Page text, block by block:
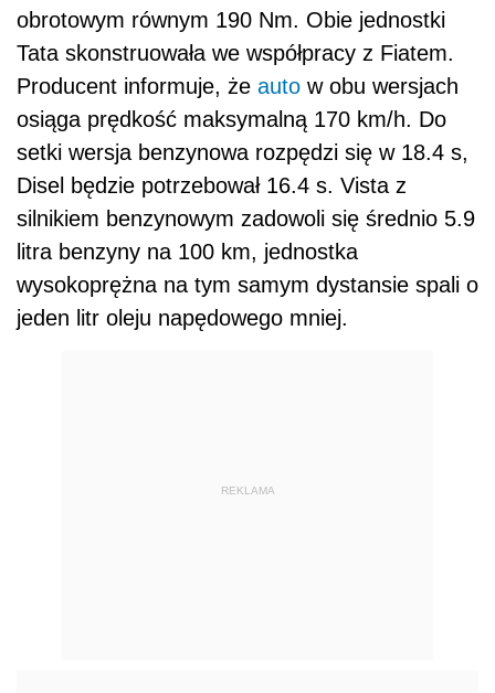
obrotowym równym 190 Nm. Obie jednostki
Tata skonstruowała we współpracy z Fiatem.
Producent informuje, że auto w obu wersjach
osiąga prędkość maksymalną 170 km/h. Do
setki wersja benzynowa rozpędzi się w 18.4 s,
Disel będzie potrzebował 16.4 s. Vista z
silnikiem benzynowym zadowoli się średnio 5.9
litra benzyny na 100 km, jednostka
wysokoprężna na tym samym dystansie spali o
jeden litr oleju napędowego mniej.
REKLAMA